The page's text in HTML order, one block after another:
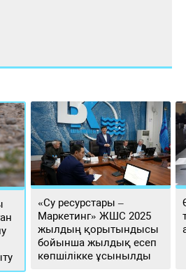
«Су ресурстары –
Маркетинг» ЖШС 2025
жылдың қорытындысы
бойынша жылдық есеп
көпшілікке ұсынылды